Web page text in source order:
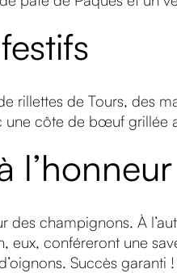
rillettes de Tours, des
une côte de bœuf grillée
l’honneur
des champignons. À
conféreront une
Succès garanti !